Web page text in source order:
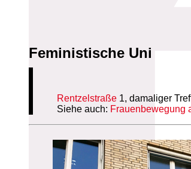
Feministische Uni
Rentzelstraße 1, damaliger
Siehe auch: Frauenbewegung